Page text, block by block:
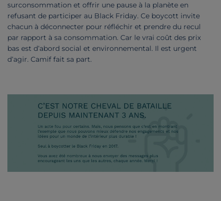
surconsommation et offrir une pause à la planète en
refusant de participer au Black Friday. Ce boycott invite
chacun à déconnecter pour réfléchir et prendre du recul
par rapport à sa consommation. Car le vrai coût des prix
bas est d’abord social et environnemental. Il est urgent
d’agir. Camif fait sa part.